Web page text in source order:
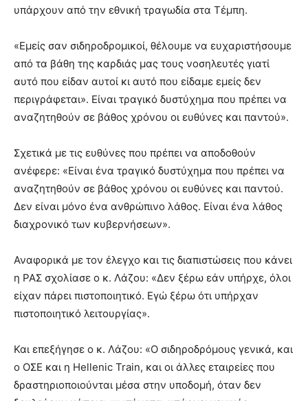
υπάρχουν από την εθνική τραγωδία στα Τέμπη.
«Εμείς σαν σιδηροδρομικοί, θέλουμε να ευχαριστήσουμε
από τα βάθη της καρδιάς μας τους νοσηλευτές γιατί
αυτό που είδαν αυτοί κι αυτό που είδαμε εμείς δεν
περιγράφεται». Είναι τραγικό δυστύχημα που πρέπει να
αναζητηθούν σε βάθος χρόνου οι ευθύνες και παντού».
Σχετικά με τις ευθύνες που πρέπει να αποδοθούν
ανέφερε: «Είναι ένα τραγικό δυστύχημα που πρέπει να
αναζητηθούν σε βάθος χρόνου οι ευθύνες και παντού.
Δεν είναι μόνο ένα ανθρώπινο λάθος. Είναι ένα λάθος
διαχρονικό των κυβερνήσεων».
Αναφορικά με τον έλεγχο και τις διαπιστώσεις που κάνει
η ΡΑΣ σχολίασε ο κ. Λάζου: «Δεν ξέρω εάν υπήρχε, όλοι
είχαν πάρει πιστοποιητικό. Εγώ ξέρω ότι υπήρχαν
πιστοποιητικό λειτουργίας».
Και επεξήγησε ο κ. Λάζου: «Ο σιδηροδρόμους γενικά, και
ο ΟΣΕ και η Hellenic Train, και οι άλλες εταιρείες που
δραστηριοποιούνται μέσα στην υποδομή, όταν δεν